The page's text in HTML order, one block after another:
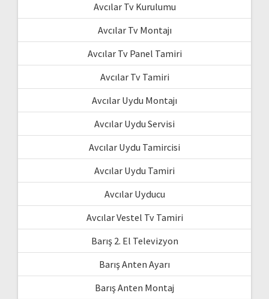
Avcılar Tv Kurulumu
Avcılar Tv Montajı
Avcılar Tv Panel Tamiri
Avcılar Tv Tamiri
Avcılar Uydu Montajı
Avcılar Uydu Servisi
Avcılar Uydu Tamircisi
Avcılar Uydu Tamiri
Avcılar Uyducu
Avcılar Vestel Tv Tamiri
Barış 2. El Televizyon
Barış Anten Ayarı
Barış Anten Montaj